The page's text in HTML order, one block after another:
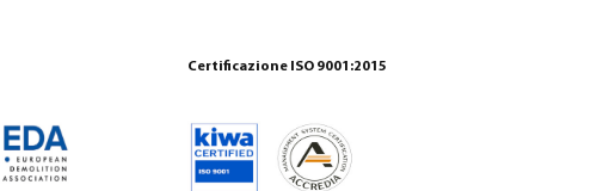
Certificazione ISO 9001:2015